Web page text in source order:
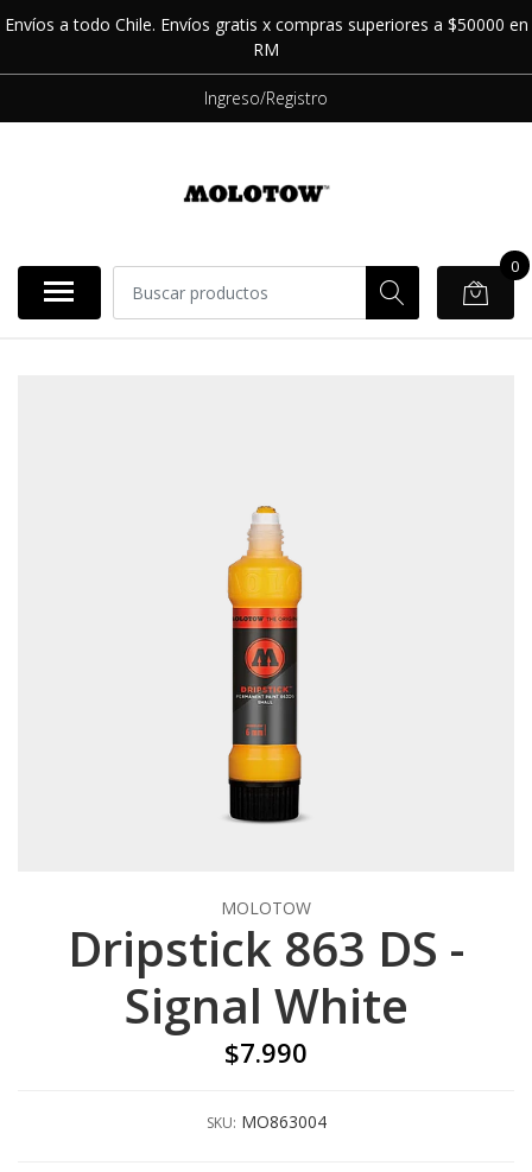
Envíos a todo Chile. Envíos gratis x compras superiores a $50000 en
RM
Ingreso/Registro
0
MOLOTOW
Dripstick 863 DS -
Signal White
$7.990
SKU: MO863004